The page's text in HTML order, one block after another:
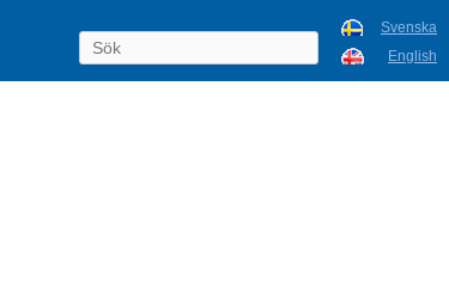
Svenska
English